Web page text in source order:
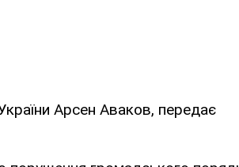
Арсен Аваков, передає